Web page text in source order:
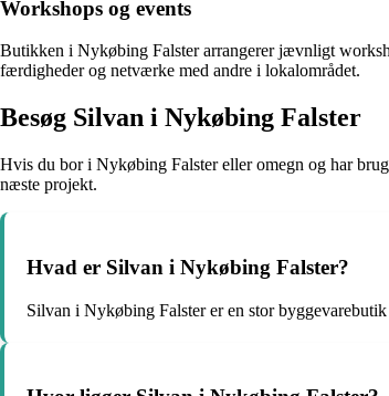
Workshops og events
Butikken i Nykøbing Falster arrangerer jævnligt
færdigheder og netværke med andre i lokalområdet.
Besøg Silvan i Nykøbing Falster
Hvis du bor i Nykøbing Falster eller omegn og har
næste projekt.
Hvad er Silvan i Nykøbing Falster?
Silvan i Nykøbing Falster er en stor